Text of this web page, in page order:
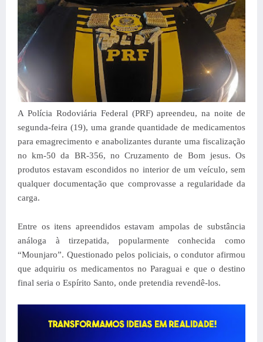
A Polícia Rodoviária Federal (PRF) apreendeu, na noite de
segunda-feira (19), uma grande quantidade de medicamentos
para emagrecimento e anabolizantes durante uma fiscalização
no km-50 da BR-356, no Cruzamento de Bom jesus. Os
produtos estavam escondidos no interior de um veículo, sem
qualquer documentação que comprovasse a regularidade da
carga.
Entre os itens apreendidos estavam ampolas de substância
análoga à tirzepatida, popularmente conhecida como
“Mounjaro”. Questionado pelos policiais, o condutor afirmou
que adquiriu os medicamentos no Paraguai e que o destino
final seria o Espírito Santo, onde pretendia revendê-los.